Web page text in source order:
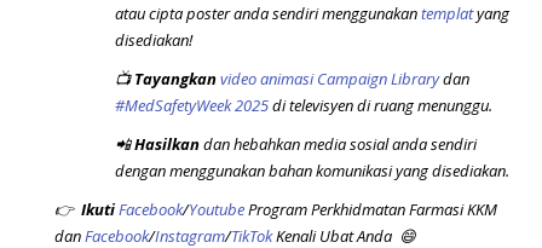
atau cipta poster anda sendiri menggunakantemplatyang
disediakan!
📺Tayangkanvideo animasi Campaign Librarydan
#MedSafetyWeek 2025di televisyen di ruang menunggu.
📲Hasilkandan hebahkan media sosial anda sendiri
dengan menggunakan bahan komunikasi yang disediakan.
👉 IkutiFacebook/YoutubeProgram Perkhidmatan Farmasi KKM
danFacebook/Instagram/TikTokKenali Ubat Anda 😄